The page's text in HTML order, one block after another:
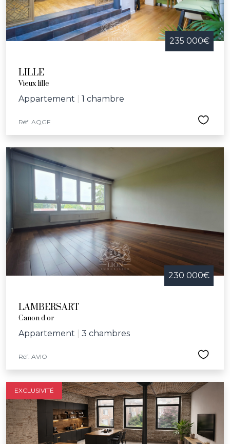
235 000€
LILLE
Vieux lille
Appartement 1 chambre
Réf. AQGF
230 000€
LAMBERSART
Canon d or
Appartement 3 chambres
Réf. AVIO
EXCLUSIVITÉ